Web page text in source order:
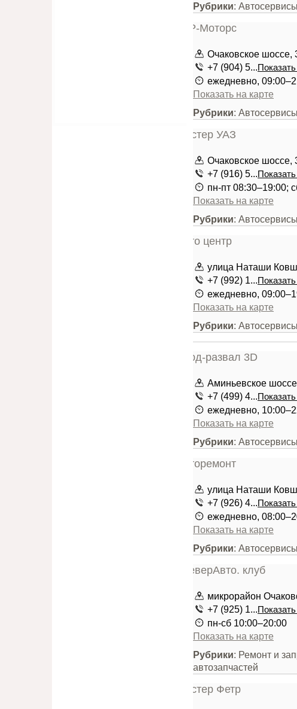
Рубрики:
Очаковское шоссе,
+7 (904) 5...
ежедневно,
Показать на карте
Рубрики:
Очаковское шоссе,
+7 (916) 5...
пн-пт 08:30–19:00;
Показать на карте
Рубрики:
улица Наташи
+7 (992) 1...
ежедневно,
Показать на карте
Рубрики:
Аминьевское
+7 (499) 4...
ежедневно,
Показать на карте
Рубрики:
улица Наташи
+7 (926) 4...
ежедневно,
Показать на карте
Рубрики: Автосервисы
микрорайон
+7 (925) 1...
пн-сб 10:00–20:00
Показать на карте
Рубрики: Ремонт и
автозапчастей